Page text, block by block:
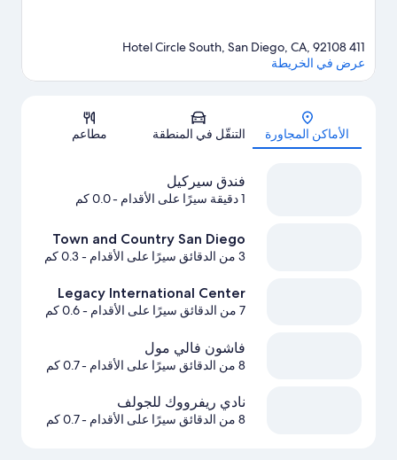
الخريطة
411 Hotel Circle South, San Diego, CA, 92108
عرض في الخريطة
الأماكن المجاورة التنقّل في المنطقة مطاعم
فندق سيركيل
1 دقيقة سيرًا على الأقدام - 0.0 كم
Town and Country San Diego
3 من الدقائق سيرًا على الأقدام - 0.3 كم
Legacy International Center
7 من الدقائق سيرًا على الأقدام - 0.6 كم
فاشون فالي مول
8 من الدقائق سيرًا على الأقدام - 0.7 كم
نادي ريفرووك للجولف
8 من الدقائق سيرًا على الأقدام - 0.7 كم